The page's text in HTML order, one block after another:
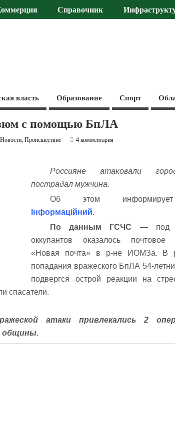
Справочник
власть Образование Спорт
с помощью БпЛА
Новости,Происшествие
4 комментария
Россияне атаковали
пострадал мужчина.
Об этом
Інформаційний.
По данным ГСЧС — под
оккупантов оказалось почтовое
«Новая почта» в р-не ИОМЗа. В
попадания вражеского БпЛА 54-
подвергся острой реакции на
спасатели.
атаки привлекались 2
общины.